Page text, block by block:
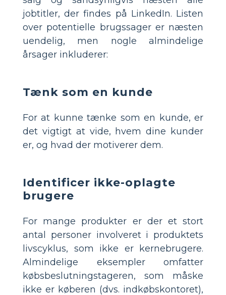
jobtitler, der findes på LinkedIn. Listen
over potentielle brugssager er næsten
uendelig, men nogle almindelige
årsager inkluderer:
Tænk som en kunde
For at kunne tænke som en kunde, er
det vigtigt at vide, hvem dine kunder
er, og hvad der motiverer dem.
Identificer ikke-oplagte
brugere
For mange produkter er der et stort
antal personer involveret i produktets
livscyklus, som ikke er kernebrugere.
Almindelige eksempler omfatter
købsbeslutningstageren, som måske
ikke er køberen (dvs. indkøbskontoret),